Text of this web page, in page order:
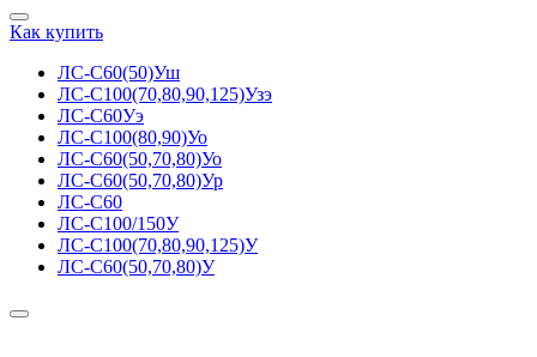
Как купить
ЛС-С60(50)Уш
ЛС-С100(70,80,90,125)Узэ
ЛС-С60Уэ
ЛС-С100(80,90)Уо
ЛС-С60(50,70,80)Уо
ЛС-С60(50,70,80)Ур
ЛС-С60
ЛС-С100/150У
ЛС-С100(70,80,90,125)У
ЛС-С60(50,70,80)У